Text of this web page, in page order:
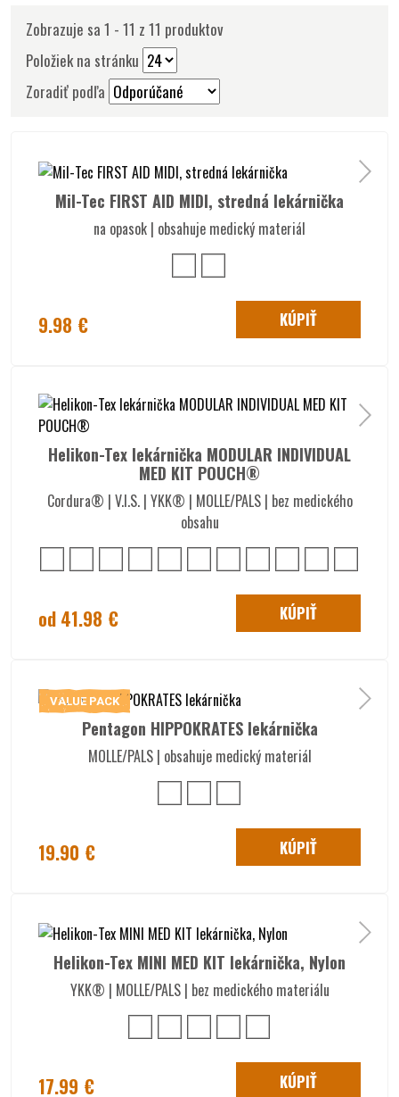
Zobrazuje sa 1 - 11 z 11 produktov
Položiek na stránku
Zoradiť podľa
Mil-Tec FIRST AID MIDI, stredná lekárnička
na opasok | obsahuje medický materiál
9.98 € KÚPIŤ
Helikon-Tex lekárnička MODULAR INDIVIDUAL
MED KIT POUCH®
Cordura® | V.I.S. | YKK® | MOLLE/PALS | bez medického
obsahu
od 41.98 € KÚPIŤ
VALUE PACK
Pentagon HIPPOKRATES lekárnička
MOLLE/PALS | obsahuje medický materiál
19.90 € KÚPIŤ
Helikon-Tex MINI MED KIT lekárnička, Nylon
YKK® | MOLLE/PALS | bez medického materiálu
17.99 € KÚPIŤ